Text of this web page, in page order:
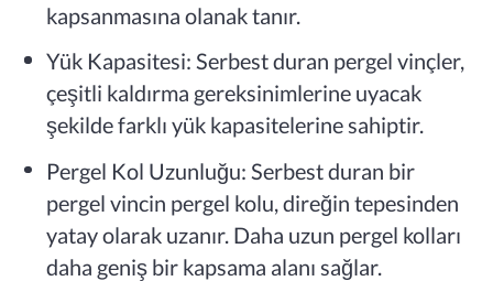
kapsanmasına olanak tanır.
Yük Kapasitesi: Serbest duran pergel vinçler,
çeşitli kaldırma gereksinimlerine uyacak
şekilde farklı yük kapasitelerine sahiptir.
Pergel Kol Uzunluğu: Serbest duran bir
pergel vincin pergel kolu, direğin tepesinden
yatay olarak uzanır. Daha uzun pergel kolları
daha geniş bir kapsama alanı sağlar.